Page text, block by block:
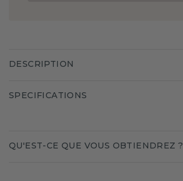
DESCRIPTION
SPECIFICATIONS
QU'EST-CE QUE VOUS OBTIENDREZ ?